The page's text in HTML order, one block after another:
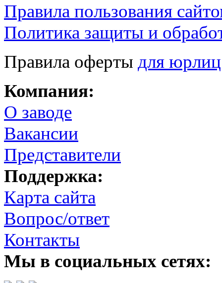
Правила пользования
Политика защиты и
Правила оферты для
Компания:
О заводе
Вакансии
Представители
Поддержка:
Карта сайта
Вопрос/ответ
Контакты
Мы в социальных сетях: